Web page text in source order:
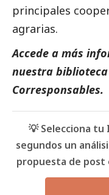
principales
agrarias.
Accede a más
nuestra
Corresponsables.
💡 Selecciona
segundos un
propuesta de post